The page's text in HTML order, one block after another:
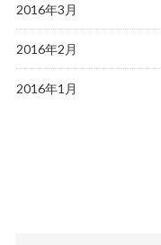
2016年3月
2016年2月
2016年1月